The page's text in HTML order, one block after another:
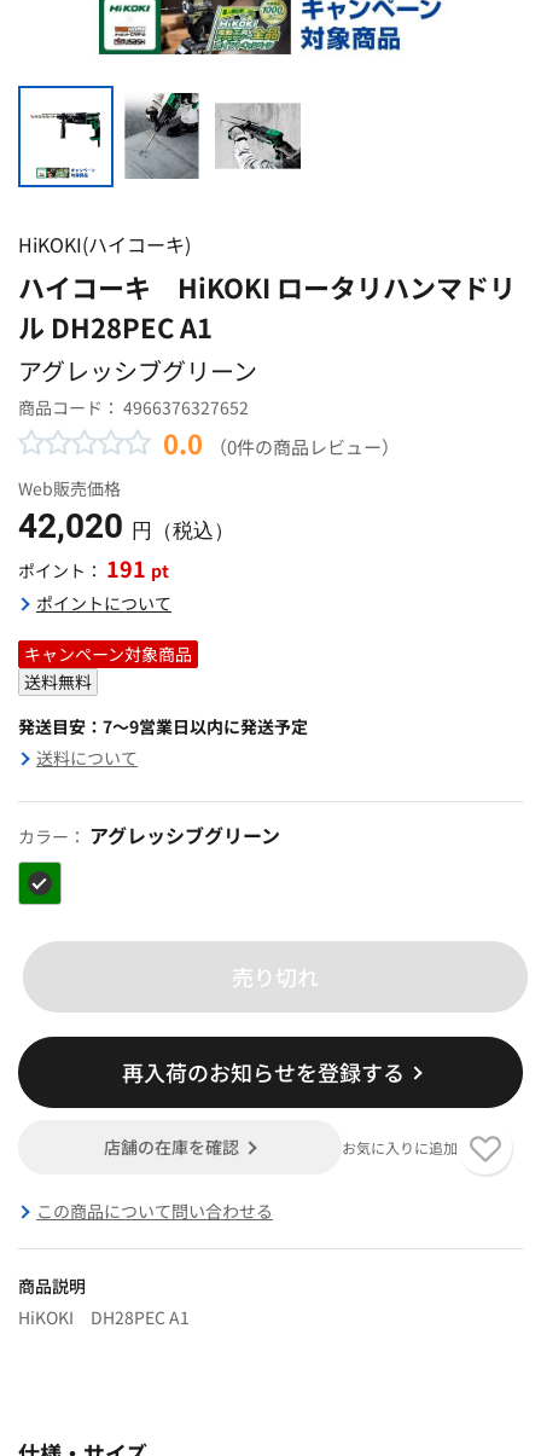
HiKOKI(ハイコーキ)
ハイコーキ HiKOKI ロータリハンマドリ
ル DH28PEC A1
アグレッシブグリーン
商品コード： 4966376327652
0.0 （0件の商品レビュー）
Web販売価格
42,020 円（税込）
ポイント： 191 pt
ポイントについて
キャンペーン対象商品
送料無料
発送目安：7～9営業日以内に発送予定
送料について
カラー： アグレッシブグリーン
売り切れ
再入荷のお知らせを登録する
店舗の在庫を確認 お気に入りに追加
この商品について問い合わせる
商品説明
HiKOKI DH28PEC A1